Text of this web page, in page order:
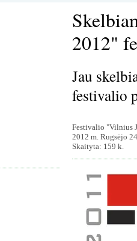
2012"
Jau
festivalio
Festivalio "Vilnius
2012 m. Rugsėjo
Skaityta: 159 k.